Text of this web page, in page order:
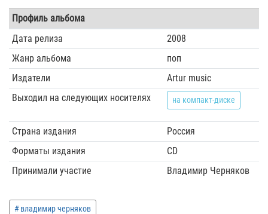
Профиль альбома
Дата релиза
2008
Жанр альбома
поп
Издатели
Artur music
Выходил на следующих носителях
на компакт-диске
Страна издания
Россия
Форматы издания
CD
Принимали участие
Владимир Черняков
владимир черняков